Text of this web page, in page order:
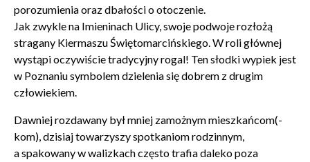
porozumienia oraz dbałości o otoczenie.
Jak zwykle na Imieninach Ulicy, swoje podwoje rozłożą
stragany Kiermaszu Świętomarcińskiego. W roli głównej
wystąpi oczywiście tradycyjny rogal! Ten słodki wypiek jest
w Poznaniu symbolem dzielenia się dobrem z drugim
człowiekiem.
Dawniej rozdawany był mniej zamożnym mieszkańcom(-
kom), dzisiaj towarzyszy spotkaniom rodzinnym,
a spakowany w walizkach często trafia daleko poza